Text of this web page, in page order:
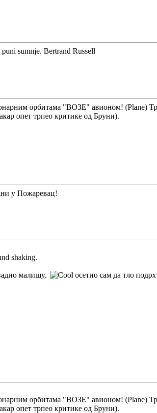
sumnje. Bertrand Russell
орбитама "ВОЗЕ" авионом! (Plane)
опет трпео критике од Бруни).
у Пожаревац!
shaking.
малишу, осетио сам да тло
орбитама "ВОЗЕ" авионом! (Plane)
опет трпео критике од Бруни).